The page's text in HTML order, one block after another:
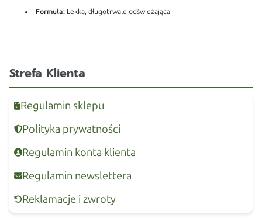
Formuła: Lekka, długotrwale odświeżająca
Strefa Klienta
Regulamin sklepu
Polityka prywatności
Regulamin konta klienta
Regulamin newslettera
Reklamacje i zwroty